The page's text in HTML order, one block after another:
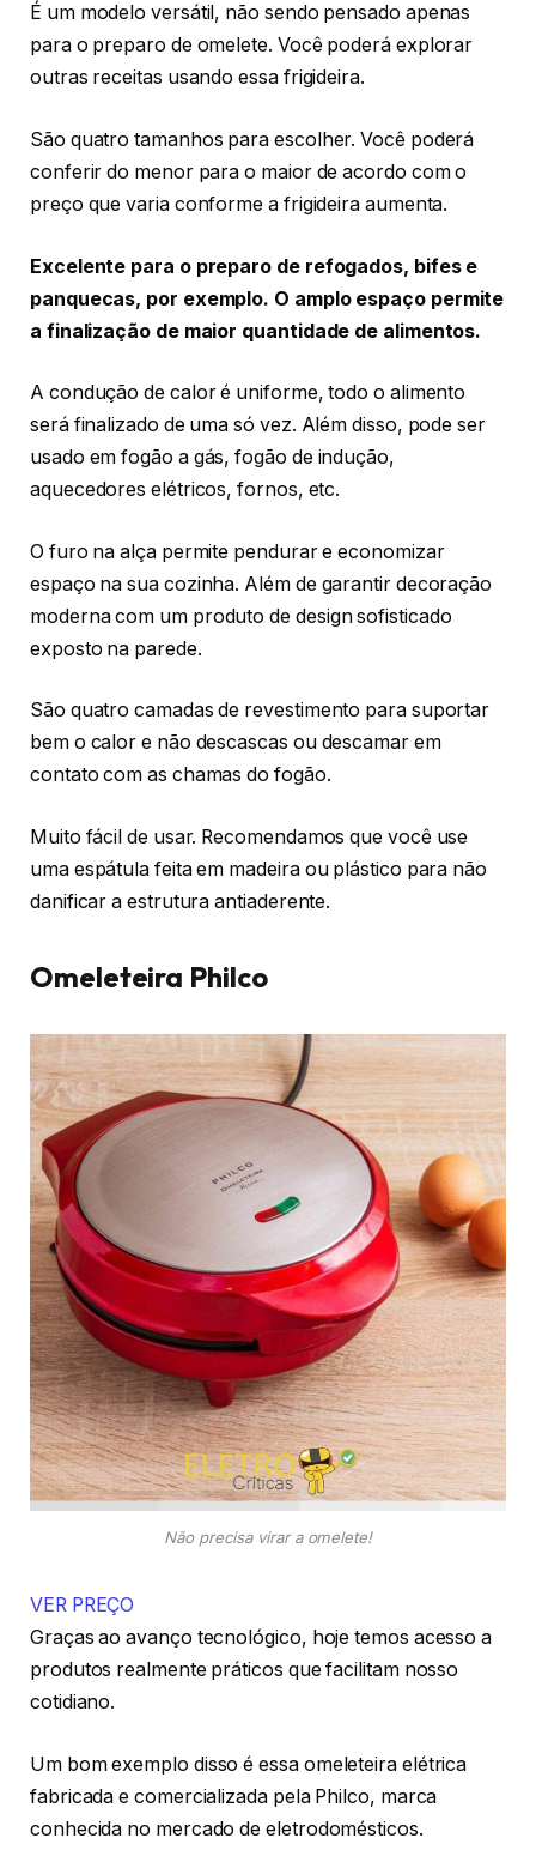
É um modelo versátil, não sendo pensado apenas
para o preparo de omelete. Você poderá explorar
outras receitas usando essa frigideira.
São quatro tamanhos para escolher. Você poderá
conferir do menor para o maior de acordo com o
preço que varia conforme a frigideira aumenta.
Excelente para o preparo de refogados, bifes e
panquecas, por exemplo. O amplo espaço permite
a finalização de maior quantidade de alimentos.
A condução de calor é uniforme, todo o alimento
será finalizado de uma só vez. Além disso, pode ser
usado em fogão a gás, fogão de indução,
aquecedores elétricos, fornos, etc.
O furo na alça permite pendurar e economizar
espaço na sua cozinha. Além de garantir decoração
moderna com um produto de design sofisticado
exposto na parede.
São quatro camadas de revestimento para suportar
bem o calor e não descascas ou descamar em
contato com as chamas do fogão.
Muito fácil de usar. Recomendamos que você use
uma espátula feita em madeira ou plástico para não
danificar a estrutura antiaderente.
Omeleteira Philco
Não precisa virar a omelete!
VER PREÇO
Graças ao avanço tecnológico, hoje temos acesso a
produtos realmente práticos que facilitam nosso
cotidiano.
Um bom exemplo disso é essa omeleteira elétrica
fabricada e comercializada pela Philco, marca
conhecida no mercado de eletrodomésticos.